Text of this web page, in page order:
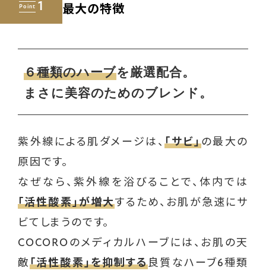
Point 1 最大の特徴
６種類のハーブを厳選配合。
まさに美容のためのブレンド。
紫外線による肌ダメージは、「サビ」の最大の
原因です。
なぜなら、紫外線を浴びることで、体内では
「活性酸素」が増大するため、お肌が急速にサ
ビてしまうのです。
COCOROのメディカルハーブには、お肌の天
敵「活性酸素」を抑制する良質なハーブ6種類